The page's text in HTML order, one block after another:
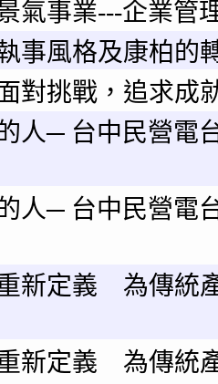
氣事業---企業管
事風格及康柏的
對挑戰，追求成
人─ 台中民營電
人─ 台中民營電
新定義 為傳統
新定義 為傳統